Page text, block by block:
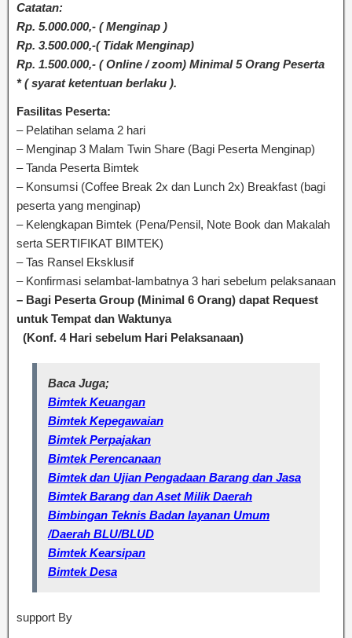
Catatan:
Rp. 5.000.000,- ( Menginap )
Rp. 3.500.000,-( Tidak Menginap)
Rp. 1.500.000,- ( Online / zoom) Minimal 5 Orang Peserta
* ( syarat ketentuan berlaku ).
Fasilitas Peserta:
– Pelatihan selama 2 hari
– Menginap 3 Malam Twin Share (Bagi Peserta Menginap)
– Tanda Peserta Bimtek
– Konsumsi (Coffee Break 2x dan Lunch 2x) Breakfast (bagi
peserta yang menginap)
– Kelengkapan Bimtek (Pena/Pensil, Note Book dan Makalah
serta SERTIFIKAT BIMTEK)
– Tas Ransel Eksklusif
– Konfirmasi selambat-lambatnya 3 hari sebelum pelaksanaan
– Bagi Peserta Group (Minimal 6 Orang) dapat Request
untuk Tempat dan Waktunya
(Konf. 4 Hari sebelum Hari Pelaksanaan)
Baca Juga;
Bimtek Keuangan
Bimtek Kepegawaian
Bimtek Perpajakan
Bimtek Perencanaan
Bimtek dan Ujian Pengadaan Barang dan Jasa
Bimtek Barang dan Aset Milik Daerah
Bimbingan Teknis Badan layanan Umum
/Daerah BLU/BLUD
Bimtek Kearsipan
Bimtek Desa
support By